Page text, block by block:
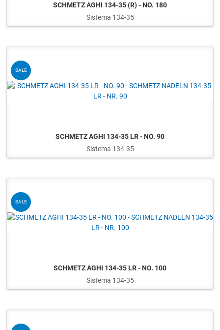
SCHMETZ AGHI 134-35 (R) - NO. 180
Sistema 134-35
SALE
SCHMETZ AGHI 134-35 LR - NO. 90
Sistema 134-35
SALE
SCHMETZ AGHI 134-35 LR - NO. 100
Sistema 134-35